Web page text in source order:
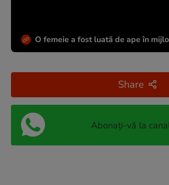
O femeie a fost luată de ape în
Share
Abonați-vă la